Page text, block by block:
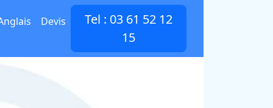
Devis
Tel : 03 61 52 12
15